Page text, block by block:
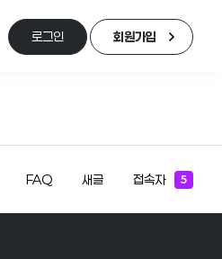
로그인 회원가입
FAQ 새글 접속자 5